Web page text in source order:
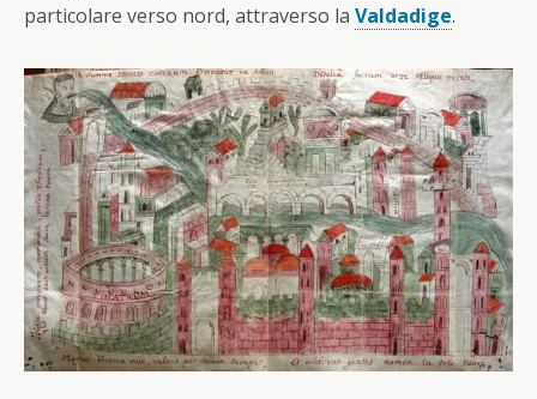
particolare verso nord, attraverso la Valdadige.